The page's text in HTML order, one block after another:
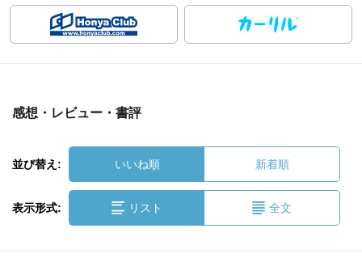
感想・レビュー・書評
並び替え: いいね順 新着順
表示形式: リスト 全文